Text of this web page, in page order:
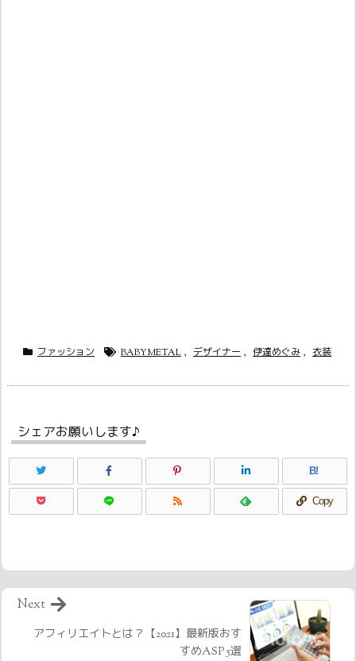
ファッション BABYMETAL , デザイナー , 伊達めぐみ , 衣装
シェアお願いします♪
B!
Copy
アフィリエイトとは？【2021】最新版おす
すめASP 5選
Next